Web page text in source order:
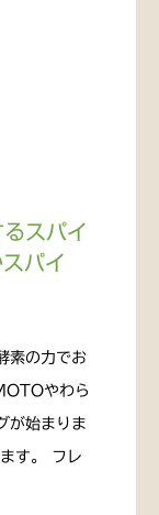
スパイ
パイ
素の力でお
やわら
が始まりま
す。 フレ